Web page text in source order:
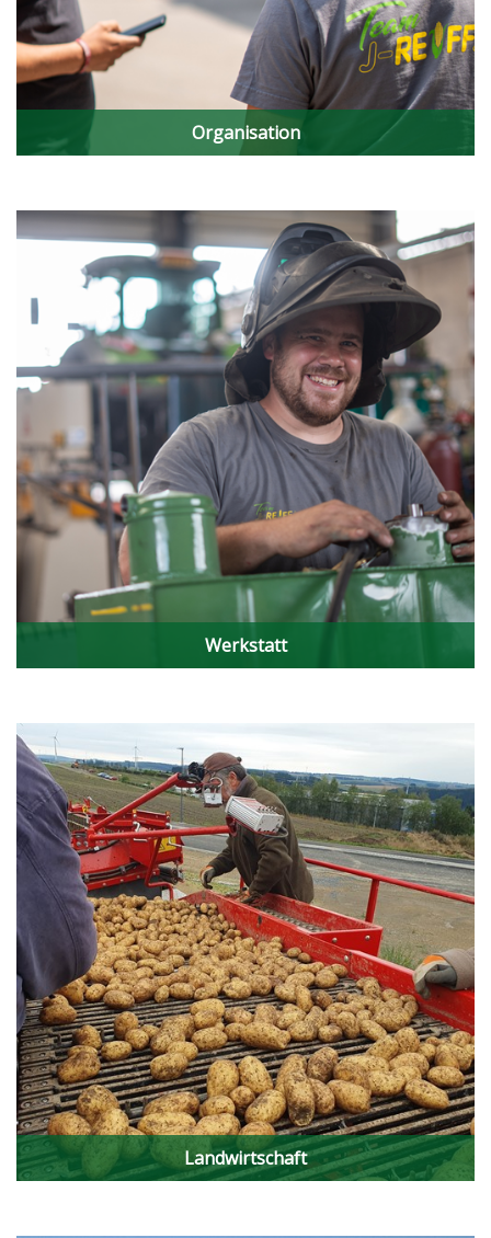
Organisation
Werkstatt
Landwirtschaft